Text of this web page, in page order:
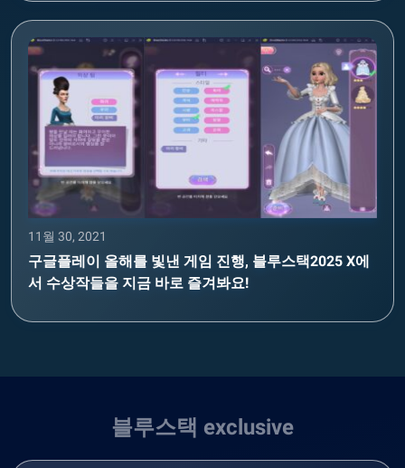
11월 30, 2021
구글플레이 올해를 빛낸 게임 진행, 블루스택2025 X에
서 수상작들을 지금 바로 즐겨봐요!
블루스택 exclusive